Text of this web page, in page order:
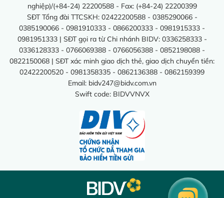
nghiệp)/(+84-24) 22200588 - Fax: (+84-24) 22200399
SĐT Tổng đài TTCSKH: 02422200588 - 0385290066 -
0385190066 - 0981910333 - 0866200333 - 0981915333 -
0981951333 | SĐT gọi ra từ Chi nhánh BIDV: 0336258333 -
0336128333 - 0766069388 - 0766056388 - 0852198088 -
0822150068 | SĐT xác minh giao dịch thẻ, giao dịch chuyển tiền:
02422200520 - 0981358335 - 0862136388 - 0862159399
Email: bidv247@bidv.com.vn
Swift code: BIDVVNVX